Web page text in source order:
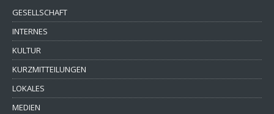
GESELLSCHAFT
INTERNES
KULTUR
KURZMITTEILUNGEN
LOKALES
MEDIEN